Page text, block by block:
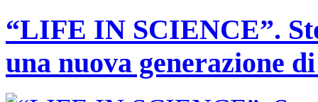
“LIFE IN SCIENCE”.
una nuova generazione